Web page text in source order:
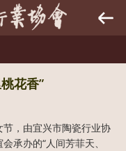
花香”
节，由宜兴市陶瓷行业协
承办的“人间芳菲天、